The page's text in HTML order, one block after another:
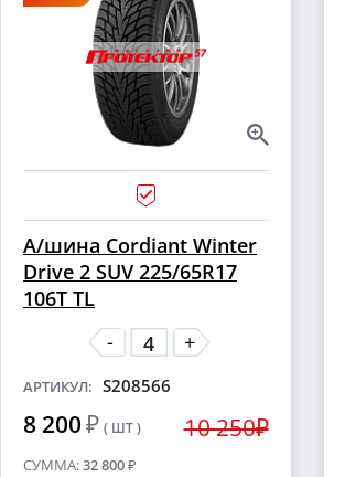
А/шина Cordiant Winter
Drive 2 SUV 225/65R17
106T TL
-
+
АРТИКУЛ: S208566
8 200₽ ( ШТ ) 10 250₽
СУММА:32 800₽